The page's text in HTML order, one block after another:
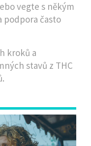
vegte s někým
podpora často
kroků a
stavů z THC